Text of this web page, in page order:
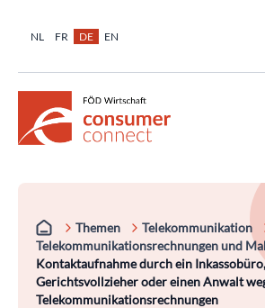
NL FR DE EN
Themen
Telekommunikation
Telekommunikationsrechnungen und
Kontaktaufnahme durch ein
Gerichtsvollzieher oder einen Anwalt
Telekommunikationsrechnungen